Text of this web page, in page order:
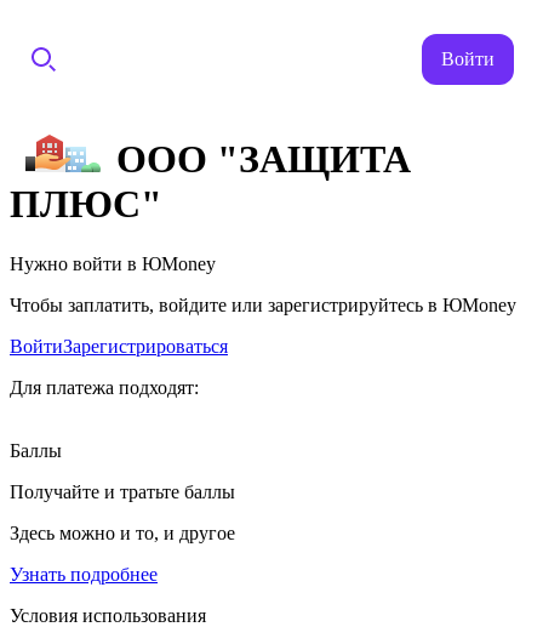
Войти
ООО "ЗАЩИТА
ПЛЮС"
Нужно войти в ЮMoney
Чтобы заплатить, войдите или зарегистрируйтесь в ЮMoney
ВойтиЗарегистрироваться
Для платежа подходят:
Баллы
Получайте и тратьте баллы
Здесь можно и то, и другое
Узнать подробнее
Условия использования